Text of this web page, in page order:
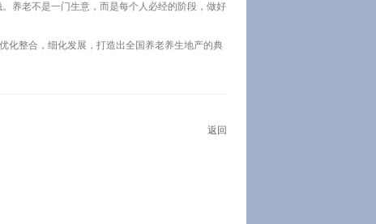
养老不是一门生意，而是每个人必经的阶段，做好
化整合，细化发展，打造出全国养老养生地产的典
返回